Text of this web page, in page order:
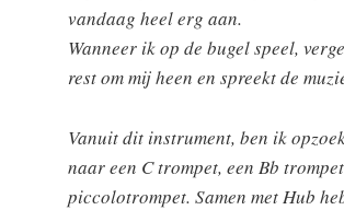
vandaag heel erg aan.
Wanneer ik op de bugel speel,
rest om mij heen en spreekt de
Vanuit dit instrument, ben ik
naar een C trompet, een Bb
piccolotrompet. Samen met Hub